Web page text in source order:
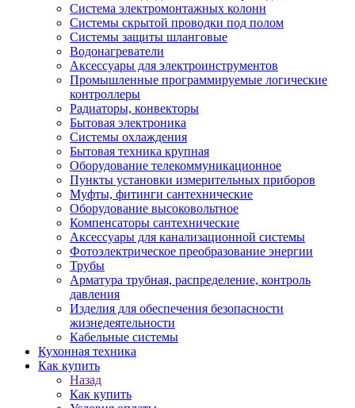
Система электромонтажных колонн
Системы скрытой проводки под полом
Системы защиты шланговые
Водонагреватели
Аксессуары для электроинструментов
Промышленные программируемые логические
контроллеры
Радиаторы, конвекторы
Бытовая электроника
Системы охлаждения
Бытовая техника крупная
Оборудование телекоммуникационное
Пункты установки измерительных приборов
Муфты, фитинги сантехнические
Оборудование высоковольтное
Компенсаторы сантехнические
Аксессуары для канализационной системы
Фотоэлектрическое преобразование энергии
Трубы
Арматура трубная, распределение, контроль
давления
Изделия для обеспечения безопасности
жизнедеятельности
Кабельные системы
Кухонная техника
Как купить
Назад
Как купить